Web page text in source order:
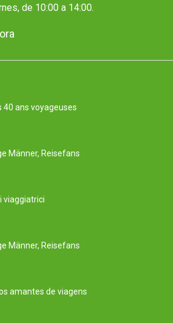
de 10:00 a 14:00.
40 ans voyageuses
Männer, Reisefans
viaggiatrici
Männer, Reisefans
amantes de viagens